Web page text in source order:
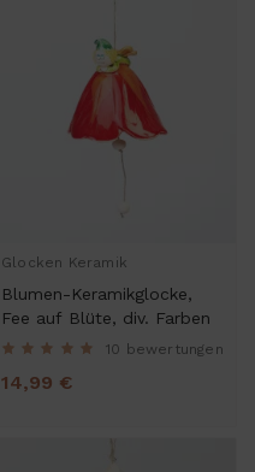
Glocken Keramik
Blumen-Keramikglocke,
Fee auf Blüte, div. Farben
10 bewertungen
14,99 €